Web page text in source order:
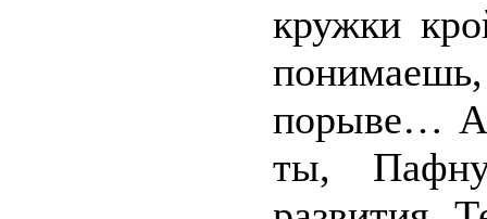
кружки
порыве… А
ты,